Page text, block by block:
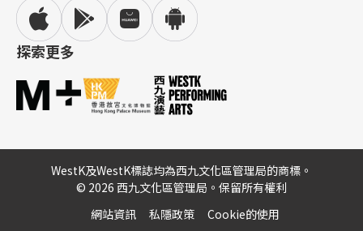
探索更多
WestK及WestK標誌均為西九文化區管理局的商標。
© 2026 西九文化區管理局。保留所有權利
網站資訊
私隱政策 Cookie的使用